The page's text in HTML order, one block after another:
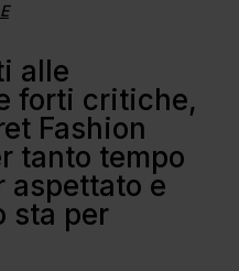
alle
forti critiche,
Fashion
tanto tempo
aspettato e
sta per